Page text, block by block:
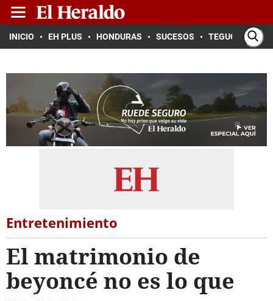
INICIO EH PLUS HONDURAS SUCESOS TEGUCIGALPA
Entretenimiento
El matrimonio de
beyoncé no es lo que